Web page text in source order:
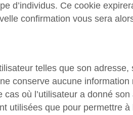
d’individus. Ce cookie
confirmation vous sera
telles que son adresse,
conserve aucune information
où l’utilisateur a donné son
utilisées que pour permettre à